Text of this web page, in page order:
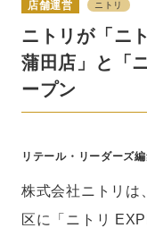
店舗運営
ニトリ
ニトリが「ニ
蒲田店」と「
ープン
リテール・リーダーズ
株式会社ニトリは
区に「ニトリ